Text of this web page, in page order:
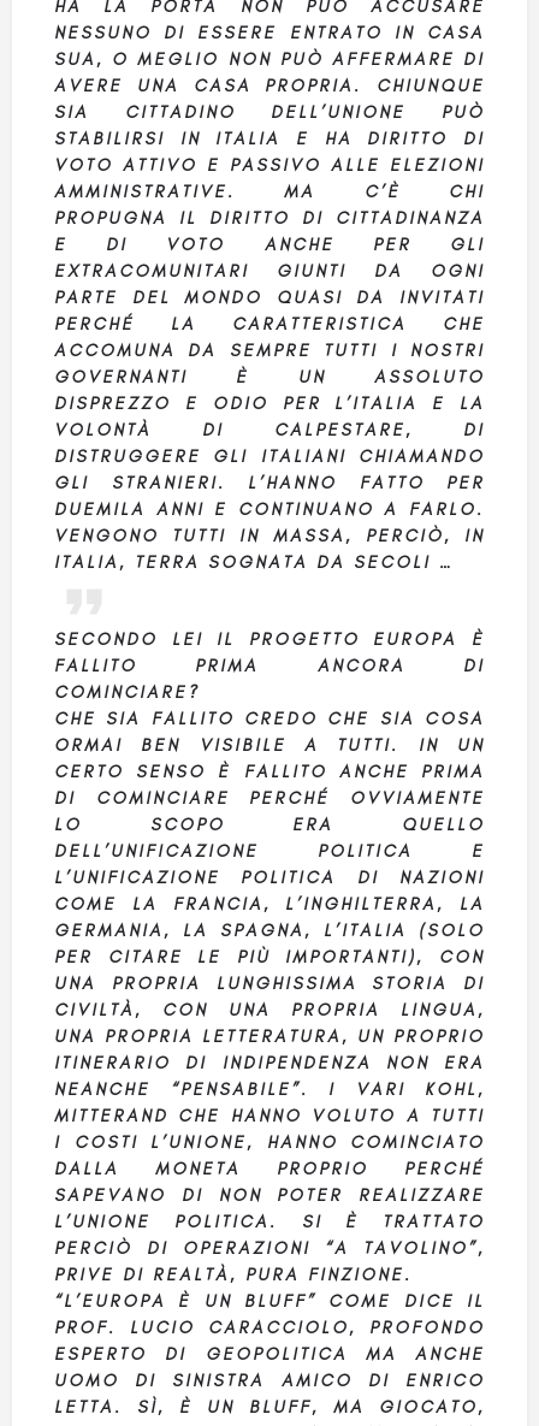
HA LA PORTA NON PUÒ ACCUSARE
NESSUNO DI ESSERE ENTRATO IN CASA
SUA, O MEGLIO NON PUÒ AFFERMARE DI
AVERE UNA CASA PROPRIA. CHIUNQUE
SIA CITTADINO DELL’UNIONE PUÒ
STABILIRSI IN ITALIA E HA DIRITTO DI
VOTO ATTIVO E PASSIVO ALLE ELEZIONI
AMMINISTRATIVE. MA C’È CHI
PROPUGNA IL DIRITTO DI CITTADINANZA
E DI VOTO ANCHE PER GLI
EXTRACOMUNITARI GIUNTI DA OGNI
PARTE DEL MONDO QUASI DA INVITATI
PERCHÉ LA CARATTERISTICA CHE
ACCOMUNA DA SEMPRE TUTTI I NOSTRI
GOVERNANTI È UN ASSOLUTO
DISPREZZO E ODIO PER L’ITALIA E LA
VOLONTÀ DI CALPESTARE, DI
DISTRUGGERE GLI ITALIANI CHIAMANDO
GLI STRANIERI. L’HANNO FATTO PER
DUEMILA ANNI E CONTINUANO A FARLO.
VENGONO TUTTI IN MASSA, PERCIÒ, IN
ITALIA, TERRA SOGNATA DA SECOLI …
SECONDO LEI IL PROGETTO EUROPA È
FALLITO PRIMA ANCORA DI
COMINCIARE?
CHE SIA FALLITO CREDO CHE SIA COSA
ORMAI BEN VISIBILE A TUTTI. IN UN
CERTO SENSO È FALLITO ANCHE PRIMA
DI COMINCIARE PERCHÉ OVVIAMENTE
LO SCOPO ERA QUELLO
DELL’UNIFICAZIONE POLITICA E
L’UNIFICAZIONE POLITICA DI NAZIONI
COME LA FRANCIA, L’INGHILTERRA, LA
GERMANIA, LA SPAGNA, L’ITALIA (SOLO
PER CITARE LE PIÙ IMPORTANTI), CON
UNA PROPRIA LUNGHISSIMA STORIA DI
CIVILTÀ, CON UNA PROPRIA LINGUA,
UNA PROPRIA LETTERATURA, UN PROPRIO
ITINERARIO DI INDIPENDENZA NON ERA
NEANCHE “PENSABILE”. I VARI KOHL,
MITTERAND CHE HANNO VOLUTO A TUTTI
I COSTI L’UNIONE, HANNO COMINCIATO
DALLA MONETA PROPRIO PERCHÉ
SAPEVANO DI NON POTER REALIZZARE
L’UNIONE POLITICA. SI È TRATTATO
PERCIÒ DI OPERAZIONI “A TAVOLINO”,
PRIVE DI REALTÀ, PURA FINZIONE.
“L’EUROPA È UN BLUFF” COME DICE IL
PROF. LUCIO CARACCIOLO, PROFONDO
ESPERTO DI GEOPOLITICA MA ANCHE
UOMO DI SINISTRA AMICO DI ENRICO
LETTA. SÌ, È UN BLUFF, MA GIOCATO,